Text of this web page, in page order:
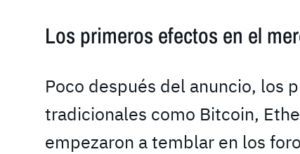
Los primeros efectos en el
Poco después del anuncio, los
tradicionales como Bitcoin,
empezaron a temblar en los